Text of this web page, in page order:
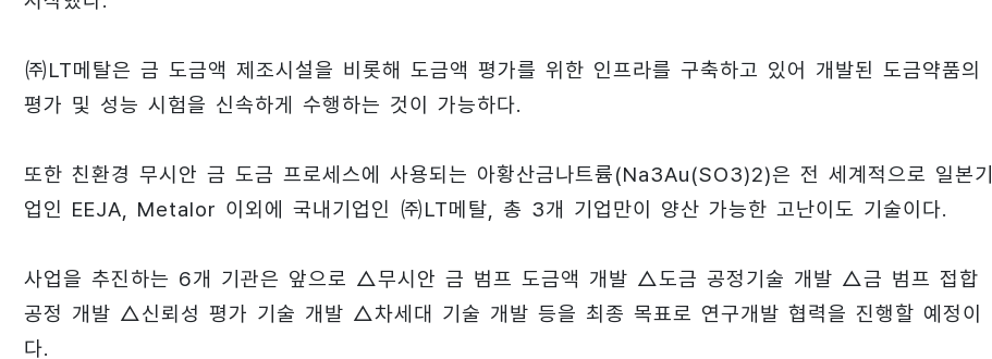
㈜LT메탈은 금 도금액 제조시설을 비롯해 도금액 평가를 위한 인프라를 구축하고 있어 개발된 도금약품의
평가 및 성능 시험을 신속하게 수행하는 것이 가능하다.
또한 친환경 무시안 금 도금 프로세스에 사용되는 아황산금나트륨(Na3Au(SO3)2)은 전 세계적으로 일본기
업인 EEJA, Metalor 이외에 국내기업인 ㈜LT메탈, 총 3개 기업만이 양산 가능한 고난이도 기술이다.
사업을 추진하는 6개 기관은 앞으로 △무시안 금 범프 도금액 개발 △도금 공정기술 개발 △금 범프 접합
공정 개발 △신뢰성 평가 기술 개발 △차세대 기술 개발 등을 최종 목표로 연구개발 협력을 진행할 예정이
다.